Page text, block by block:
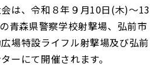
は、令和８年９月10日(木)～13
青森県警察学校射撃場、弘前市
場特設ライフル射撃場及び弘前
ーにて開催されます。